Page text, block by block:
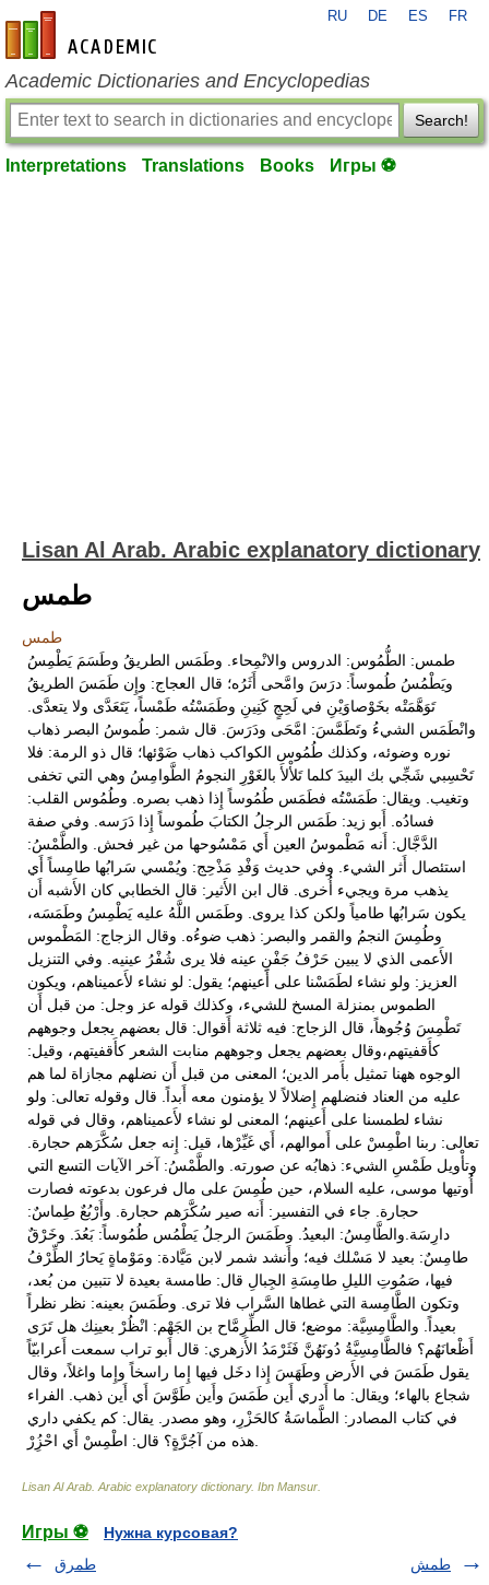
en-academic.com
RU DE ES FR
Academic Dictionaries and Encyclopedias
Search!
Interpretations Translations Books Игры ⚽
Lisan Al Arab. Arabic explanatory dictionary
طمس
طمس
طمس: الطُّمُوس: الدروس والانْمِحاء. وطَمَس الطريقُ وطَسَمَ يَطْمِسُ
ويَطْمُسُ طُموساً: درَسَ وامَّحى أَثَرُه؛ قال العجاج: وإِن طَمَسَ الطريقُ
تَوَهَّمَتْه بخَوْصاوَيْنِ في لَحِجٍ كَنِينِ وطَمَسْتُه طَمْساً، يَتَعَدَّى ولا يتعدَّى.
وانْطَمَس الشيءُ وتَطَمَّسَ: امَّحَى ودَرَسَ. قال شمر: طُموسُ البصر ذهاب
نوره وضوئه، وكذلك طُمُوس الكواكب ذهاب ضَوْئها؛ قال ذو الرمة: فلا
تَحْسِبي شَجِّي بك البيدَ كلما تَلأْلأَ بالغَوْرِ النجومُ الطَّوامِسُ وهي التي تخفى
وتغيب. ويقال: طَمَسْتُه فطَمَس طُمُوساً إِذا ذهب بصره. وطُمُوس القلب:
فسادُه. أَبو زيد: طَمَس الرجلُ الكتابَ طُموساً إِذا دَرَسه. وفي صفة
الدَّجَّال: أَنه مَطْموسُ العين أَي مَمْسُوحها من غير فحش. والطَّمْسُ:
استئصال أَثر الشيء. وفي حديث وَفْدِ مَذْحِج: ويُمْسي سَرابُها طامِساً أَي
يذهب مرة ويجيء أُخرى. قال ابن الأَثير: قال الخطابي كان الأَشبه أَن
يكون سَرابُها طامياً ولكن كذا يروى. وطَمَس اللَّهُ عليه يَطْمِسُ وطَمَسَه،
وطُمِسَ النجمُ والقمر والبصر: ذهب ضوءُه. وقال الزجاج: المَطْموس
الأَعمى الذي لا يبين حَرْفُ جَفْنِ عينه فلا يرى شُفْرُ عينيه. وفي التنزيل
العزيز: ولو نشاء لطَمَسْنا على أَعينهم؛ يقول: لو نشاء لأَعميناهم، ويكون
الطموس بمنزلة المسخ للشيء، وكذلك قوله عز وجل: من قبل أَن
تَطْمِسَ وُجُوهاً، قال الزجاج: فيه ثلاثة أَقوال: قال بعضهم يجعل وجوههم
كأَقفيتهم،وقال بعضهم يجعل وجوههم منابت الشعر كأَقفيتهم، وقيل:
الوجوه ههنا تمثيل بأَمر الدين؛ المعنى من قبل أَن نضلهم مجازاة لما هم
عليه من العناد فنضلهم إِضلالاً لا يؤمنون معه أَبداً. قال وقوله تعالى: ولو
نشاء لطمسنا على أَعينهم؛ المعنى لو نشاء لأَعميناهم، وقال في قوله
تعالى: ربنا اطْمِسْ على أَموالهم، أَي غَيِّرْها، قيل: إِنه جعل سُكَّرَهم حجارة.
وتأْويل طَمْسِ الشيء: ذهابُه عن صورته. والطَّمْسُ: آخر الآيات التسع التي
أُوتيها موسى، عليه السلام، حين طُمِسَ على مال فرعون بدعوته فصارت
حجارة. جاء في التفسير: أَنه صير سُكَّرَهم حجارة. وأَرْبُعٌ طِماسٌ:
دارِسَة.والطَّامِسُ: البعيدُ. وطَمَسَ الرجلُ يَطْمُس طُمُوساً: بَعُدَ. وخَرْقٌ
طامِسٌ: بعيد لا مَسْلك فيه؛ وأَنشد شمر لابن مَيَّادة: ومَوْماةٍ يَحارُ الطِّرْفُ
فيها، صَمُوتِ الليلِ طامِسَةِ الجِبالِ قال: طامسة بعيدة لا تتبين من بُعد،
وتكون الطَّامِسة التي غطاها السَّراب فلا ترى. وطَمَسَ بعينه: نظر نظراً
بعيداً. والطَّامِسِيَّة: موضع؛ قال الطِّرِمَّاح بن الجَهْم: انْظُرْ بعينِك هل تَرَى
أَظْعانَهُم؟ فالطَّامِسِيَّةُ دُونَهُنَّ فَثَرْمَدُ الأَزهري: قال أَبو تراب سمعت أَعرابيّاً
يقول طَمَسَ في الأَرض وطَهَسَ إِذا دخَل فيها إِما راسخاً وإِما واغلاً، وقال
شجاع بالهاء؛ ويقال: ما أَدري أَين طَمَسَ وأَين طَوَّسَ أَي أَين ذهب. الفراء
في كتاب المصادر: الطَّماسَةُ كالحَزْرِ، وهو مصدر. يقال: كم يكفي داري
Lisan Al Arab. Arabic explanatory dictionary. Ibn Mansur
Игры ⚽
Нужна курсовая?
طمرق
طمش